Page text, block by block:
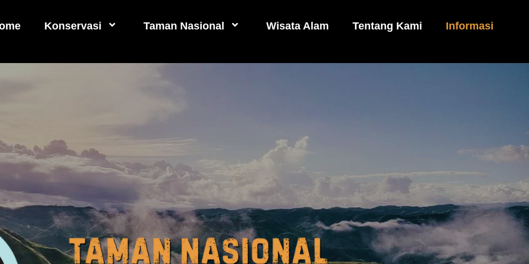
Konservasi Taman Nasional Wisata Alam Tentang Kami Informasi